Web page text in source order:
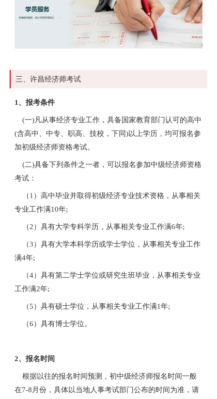
三、许昌经济师考试
1、报考条件
(一)凡从事经济专业工作，具备国家教育部门认可的高中
(含高中、中专、职高、技校，下同)以上学历，均可报名参
加初级经济师资格考试。
(二)具备下列条件之一者，可以报名参加中级经济师资格
考试：
（1）高中毕业并取得初级经济专业技术资格，从事相关
专业工作满10年;
（2）具有大学专科学历，从事相关专业工作满6年;
（3）具有大学本科学历或学士学位，从事相关专业工作
满4年;
（4）具有第二学士学位或研究生班毕业，从事相关专业
工作满2年;
（5）具有硕士学位，从事相关专业工作满1年;
（6）具有博士学位。
2、报名时间
根据以往的报名时间预测，初中级经济师报名时间一般
在7-8月份，具体以当地人事考试部门公布的时间为准，请